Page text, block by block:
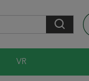
VR